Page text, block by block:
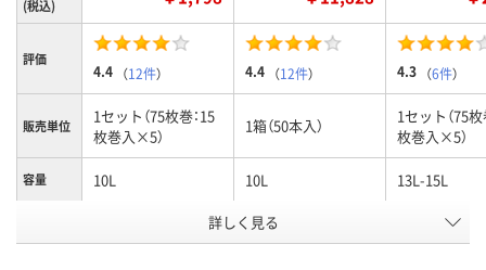
(税込)
評価
4.4 （12件） 4.4 （12件） 4.3 （6件）
販売単位
1セット（75枚巻：15
枚巻入×5）
1箱（50本入）
1セット（75枚
枚巻入×5）
容量 10L 10L 13L-15L
1945786 HE62481
詳しく見る